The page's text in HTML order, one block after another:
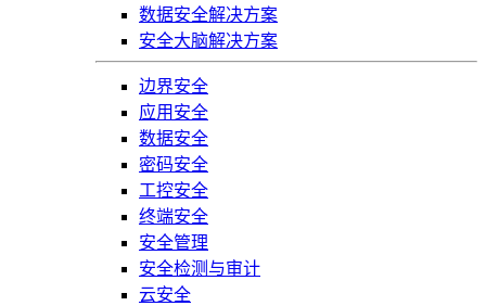
数据安全解决方案
安全大脑解决方案
边界安全
应用安全
数据安全
密码安全
工控安全
终端安全
安全管理
安全检测与审计
云安全